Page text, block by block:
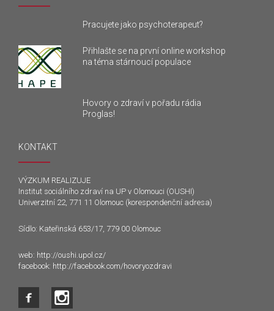
Pracujete jako psychoterapeut?
Přihlašte se na první online workshop
na téma stárnoucí populace
Hovory o zdraví v pořadu rádia
Proglas!
KONTAKT
VÝZKUM REALIZUJE
Institut sociálního zdraví na UP v Olomouci (OUSHI)
Univerzitní 22, 771 11 Olomouc (korespondenční adresa)
Sídlo: Kateřinská 653/17, 779 00 Olomouc
web: http://oushi.upol.cz/
facebook: http://facebook.com/hovoryozdravi